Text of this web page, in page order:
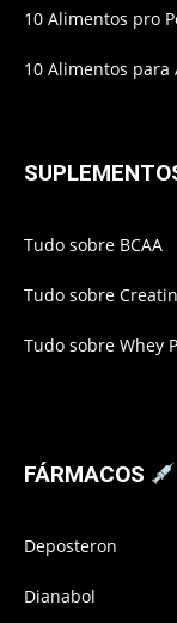
10 Alimentos pro
10 Alimentos
Tudo sobre BCAA
Tudo sobre
Tudo sobre Whey
FÁRMACOS
Deposteron
Dianabol